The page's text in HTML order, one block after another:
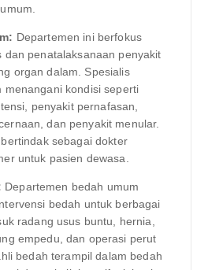
Departemen ini berfokus
dan penatalaksanaan penyakit
organ dalam. Spesialis
menangani kondisi seperti
penyakit pernafasan,
dan penyakit menular.
sebagai dokter
untuk pasien dewasa.
Departemen bedah umum
bedah untuk berbagai
radang usus buntu, hernia,
empedu, dan operasi perut
bedah terampil dalam bedah